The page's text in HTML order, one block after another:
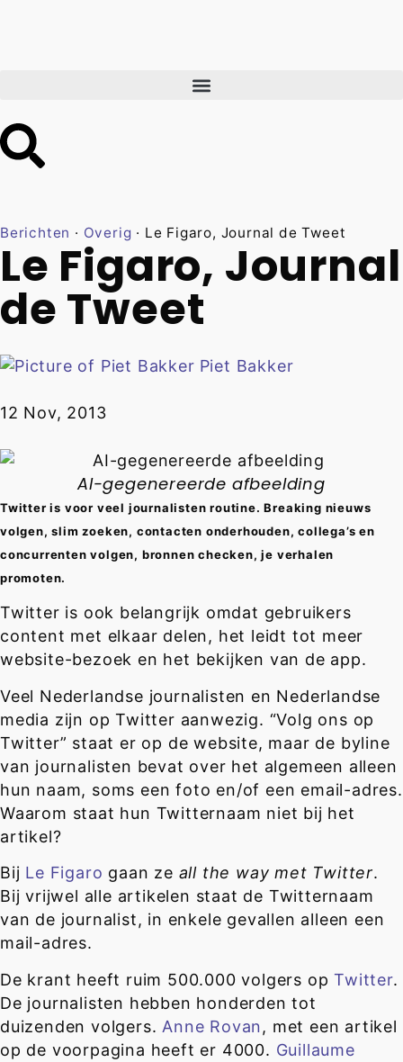
Berichten · Overig · Le Figaro, Journal de Tweet
Le Figaro, Journal
de Tweet
Piet Bakker
12 Nov, 2013
AI-gegenereerde afbeelding
Twitter is voor veel journalisten routine. Breaking nieuws
volgen, slim zoeken, contacten onderhouden, collega’s en
concurrenten volgen, bronnen checken, je verhalen
promoten.
Twitter is ook belangrijk omdat gebruikers
content met elkaar delen, het leidt tot meer
website-bezoek en het bekijken van de app.
Veel Nederlandse journalisten en Nederlandse
media zijn op Twitter aanwezig. “Volg ons op
Twitter” staat er op de website, maar de byline
van journalisten bevat over het algemeen alleen
hun naam, soms een foto en/of een email-adres.
Waarom staat hun Twitternaam niet bij het
artikel?
Bij Le Figaro gaan ze all the way met Twitter.
Bij vrijwel alle artikelen staat de Twitternaam
van de journalist, in enkele gevallen alleen een
mail-adres.
De krant heeft ruim 500.000 volgers opTwitter.
De journalisten hebben honderden tot
duizenden volgers. Anne Rovan, met een artikel
op de voorpagina heeft er 4000. Guillaume